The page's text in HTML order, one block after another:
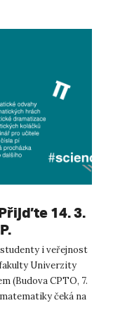
14. 3.
i veřejnost
Univerzity
(Budova CPTO, 7.
čeká na